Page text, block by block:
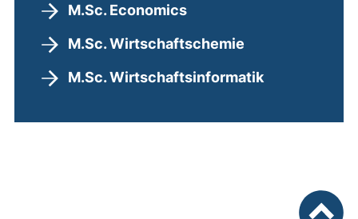
M.Sc. Economics
M.Sc. Wirtschaftschemie
M.Sc. Wirtschaftsinformatik